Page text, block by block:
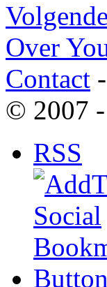
Over
Contact -
© 2007
RSS